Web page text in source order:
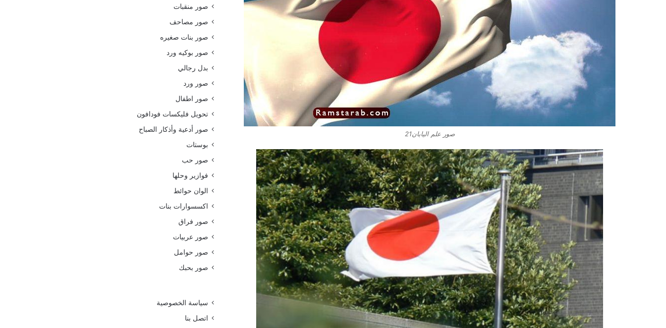
صور علم اليابان21
صور منقبات
صور مصاحف
صور بنات صغيره
صور بوكيه ورد
بدل رجالي
صور ورد
صور اطفال
تحويل فليكسات فودافون
صور أدعية وأذكار الصباح
بوستات
صور حب
فوازير وحلها
الوان حوائط
اكسسوارات بنات
صور فراق
صور عربيات
صور حوامل
صور بحبك
سياسة الخصوصية
اتصل بنا